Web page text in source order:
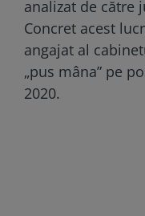
analizat de către
Concret acest
angajat al
„pus mâna” pe
2020.